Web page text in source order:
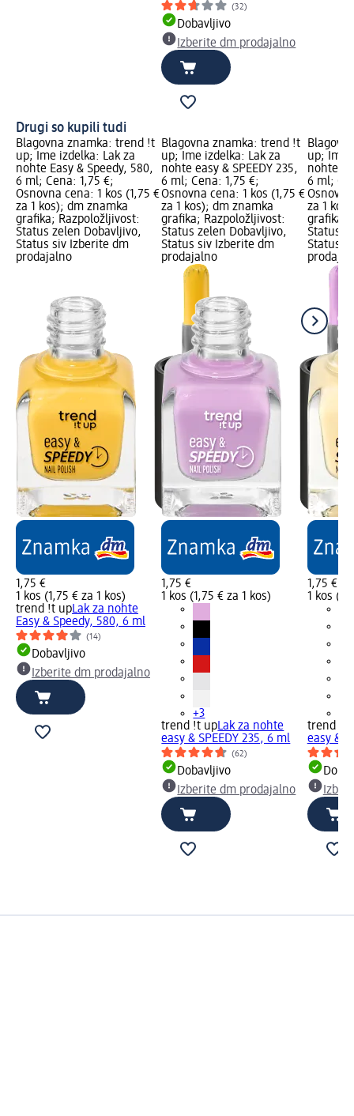
(32)
Dobavljivo
Izberite dm prodajalno
Drugi so kupili tudi
Blagovna znamka: trend !t
up; Ime izdelka: Lak za
nohte Easy & Speedy, 580,
6 ml; Cena: 1,75 €;
Osnovna cena: 1 kos (1,75 €
za 1 kos); dm znamka
grafika; Razpoložljivost:
Status zelen Dobavljivo,
Status siv Izberite dm
prodajalno
1,75 €
1 kos (1,75 € za 1 kos)
trend !t upLak za nohte
Easy & Speedy, 580, 6 ml
(14)
Dobavljivo
Izberite dm prodajalno
Blagovna znamka: trend !t
up; Ime izdelka: Lak za
nohte easy & SPEEDY 235,
6 ml; Cena: 1,75 €;
Osnovna cena: 1 kos (1,75 €
za 1 kos); dm znamka
grafika; Razpoložljivost:
Status zelen Dobavljivo,
Status siv Izberite dm
prodajalno
1,75 €
1 kos (1,75 € za 1 kos)
+3
trend !t upLak za nohte
easy & SPEEDY 235, 6 ml
(62)
Dobavljivo
Izberite dm prodajalno
up; Ime
nohte
6 ml;
za 1
grafika;
Status
Status
1,75 €
1 kos
trend !t
easy &